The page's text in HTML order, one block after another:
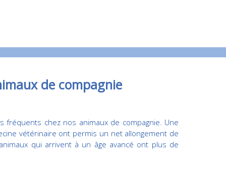
de compagnie
chez nos animaux de compagnie. Une
vétérinaire ont permis un net allongement de
qui arrivent à un âge avancé ont plus de